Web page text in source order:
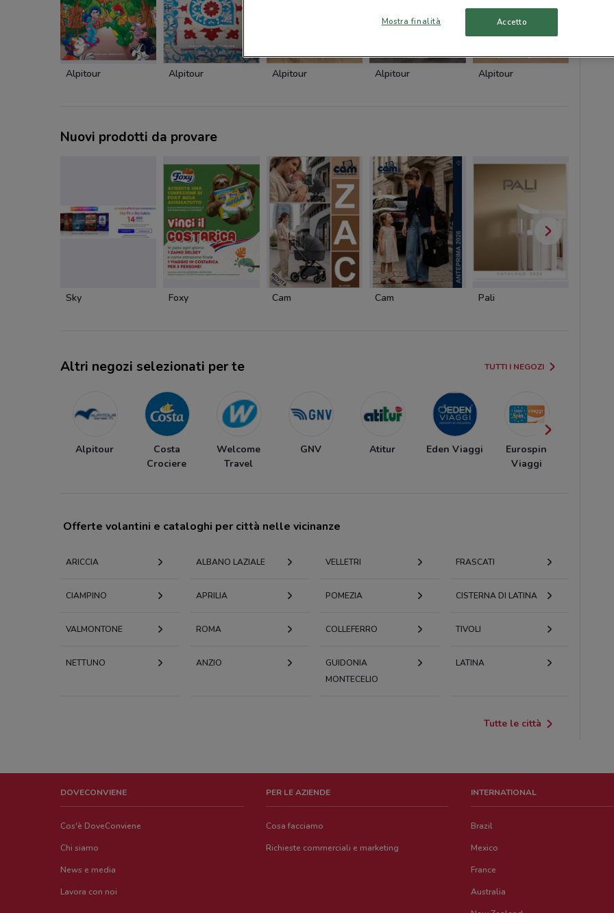
Alpitour Alpitour Alpitour Alpitour Alpitour
Nuovi prodotti da provare
Sky Foxy Cam Cam Pali
Altri negozi selezionati per te TUTTI I NEGOZI
Alpitour
Costa
Crociere
Welcome
Travel
GNV Atitur Eden Viaggi
Eurospin
Viaggi
Offerte volantini e cataloghi per città nelle vicinanze
ARICCIA ALBANO LAZIALE VELLETRI FRASCATI
CIAMPINO APRILIA POMEZIA CISTERNA DI LATINA
VALMONTONE ROMA COLLEFERRO TIVOLI
NETTUNO ANZIO
GUIDONIA
MONTECELIO
LATINA
Tutte le città
DOVECONVIENE
Cos'è DoveConviene
Chi siamo
News e media
Lavora con noi
PER LE AZIENDE
Cosa facciamo
Richieste commerciali e marketing
INTERNATIONAL
Brazil
Mexico
France
Australia
Mostra finalità Accetto